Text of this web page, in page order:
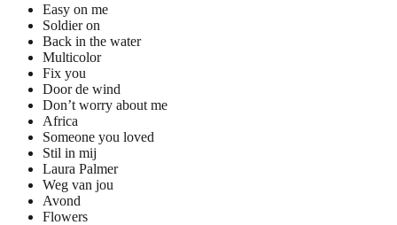
Easy on me
Soldier on
Back in the water
Multicolor
Fix you
Door de wind
Don’t worry about me
Africa
Someone you loved
Stil in mij
Laura Palmer
Weg van jou
Avond
Flowers